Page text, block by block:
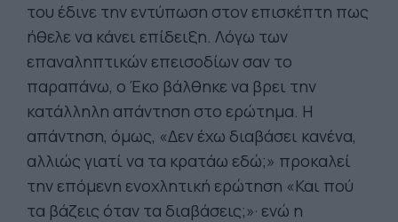
του έδινε την εντύπωση στον επισκέπτη πως
ήθελε να κάνει επίδειξη. Λόγω των
επαναληπτικών επεισοδίων σαν το
παραπάνω, ο Έκο βάλθηκε να βρει την
κατάλληλη απάντηση στο ερώτημα. Η
απάντηση, όμως, «Δεν έχω διαβάσει κανένα,
αλλιώς γιατί να τα κρατάω εδώ;» προκαλεί
την επόμενη ενοχλητική ερώτηση «Και πού
τα βάζεις όταν τα διαβάσεις;»· ενώ η